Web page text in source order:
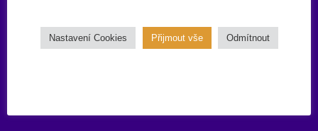
Nastavení Cookies Přijmout vše Odmítnout